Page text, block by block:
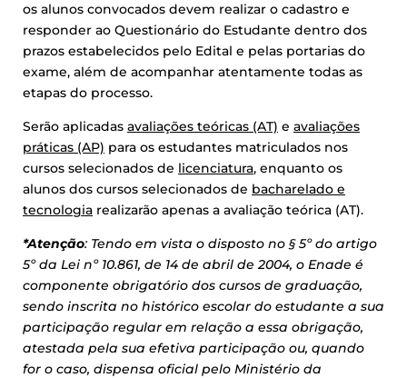
os alunos convocados devem realizar o cadastro e
responder ao Questionário do Estudante dentro dos
prazos estabelecidos pelo Edital e pelas portarias do
exame, além de acompanhar atentamente todas as
etapas do processo.
Serão aplicadas avaliações teóricas (AT) e avaliações
práticas (AP) para os estudantes matriculados nos
cursos selecionados de licenciatura, enquanto os
alunos dos cursos selecionados de bacharelado e
tecnologia realizarão apenas a avaliação teórica (AT).
*Atenção: Tendo em vista o disposto no § 5º do artigo
5º da Lei nº 10.861, de 14 de abril de 2004, o Enade é
componente obrigatório dos cursos de graduação,
sendo inscrita no histórico escolar do estudante a sua
participação regular em relação a essa obrigação,
atestada pela sua efetiva participação ou, quando
for o caso, dispensa oficial pelo Ministério da